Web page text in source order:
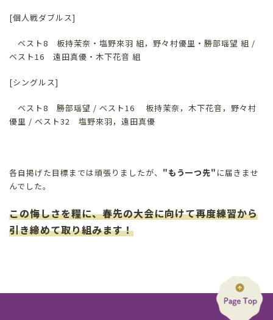
[個人戦ダブルス]
ベスト8 板持茉奈・塩野來羽 組，野々村優里・勝部瑶望 組 /
ベスト16 遠田真優・木下花音 組
[シングルス]
ベスト8 勝部瑶望 / ベスト16 板持茉奈，木下花音，野々村
優里 / ベスト32 塩野來羽，遠田真優
各自掲げた目標までは頑張りましたが、 "もう一つ先" に届きませ
んでした。
この悔しさを糧に、春先の大会に向けて再度練習から
引き締めて取り組みます！